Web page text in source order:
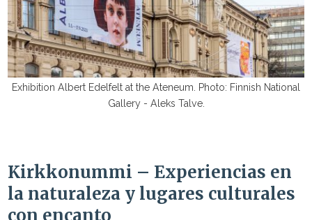
Exhibition Albert Edelfelt at the Ateneum. Photo: Finnish National
Gallery - Aleks Talve.
Kirkkonummi – Experiencias en
la naturaleza y lugares culturales
con encanto